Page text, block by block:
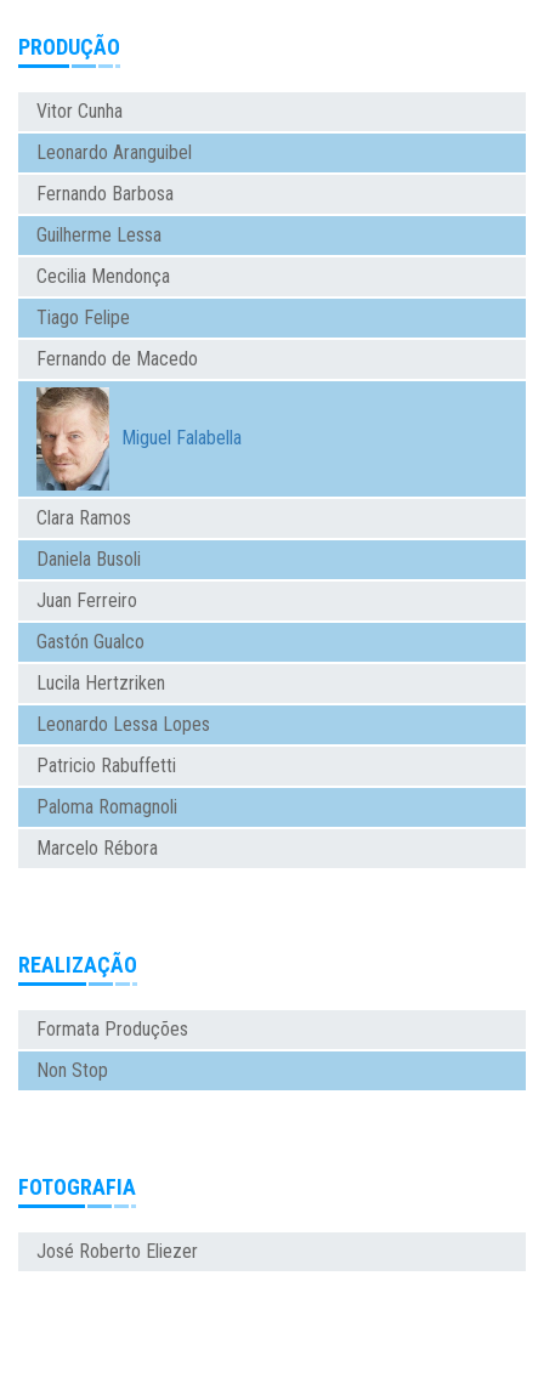
PRODUÇÃO
Vitor Cunha
Leonardo Aranguibel
Fernando Barbosa
Guilherme Lessa
Cecilia Mendonça
Tiago Felipe
Fernando de Macedo
Miguel Falabella
Clara Ramos
Daniela Busoli
Juan Ferreiro
Gastón Gualco
Lucila Hertzriken
Leonardo Lessa Lopes
Patricio Rabuffetti
Paloma Romagnoli
Marcelo Rébora
REALIZAÇÃO
Formata Produções
Non Stop
FOTOGRAFIA
José Roberto Eliezer